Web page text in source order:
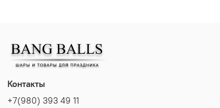
Контакты
+7(980) 393 49 11